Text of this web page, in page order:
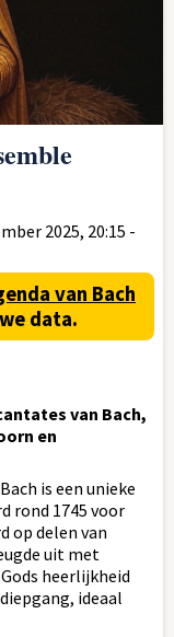
2025, 20:15 -
van Bach
data.
van Bach,
en
is een unieke
rond 1745 voor
op delen van
uit met
heerlijkheid
ideaal